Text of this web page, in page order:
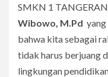
SMKN 1
Wibowo, M.Pd
bahwa kita sebagai
tidak harus berjuang
lingkungan